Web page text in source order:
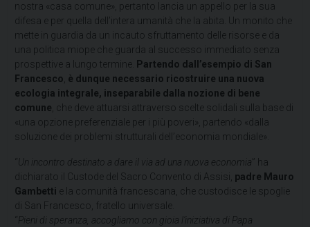
nostra «casa comune», pertanto lancia un appello per la sua
difesa e per quella dell’intera umanità che la abita. Un monito che
mette in guardia da un incauto sfruttamento delle risorse e da
una politica miope che guarda al successo immediato senza
prospettive a lungo termine. Partendo dall’esempio di San
Francesco è dunque necessario ricostruire una nuova
ecologia integrale, inseparabile dalla nozione di bene
comune , che deve attuarsi attraverso scelte solidali sulla base di
«una opzione preferenziale per i più poveri», partendo «dalla
soluzione dei problemi strutturali dell’economia mondiale».
“Un incontro destinato a dare il via ad una nuova economia” ha
dichiarato il Custode del Sacro Convento di Assisi, padre Mauro
Gambetti e la comunità francescana, che custodisce le spoglie
di San Francesco, fratello universale.
“Pieni di speranza, accogliamo con gioia l’iniziativa di Papa